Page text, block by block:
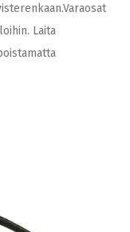
Laita